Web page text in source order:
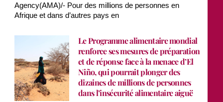
Agency(AMA)/- Pour des millions de personnes en
Afrique et dans d’autres pays en
Le Programme alimentaire mondial
renforce ses mesures de préparation
et de réponse face à la menace d’El
Niño, qui pourrait plonger des
dizaines de millions de personnes
dans l’insécurité alimentaire aiguë